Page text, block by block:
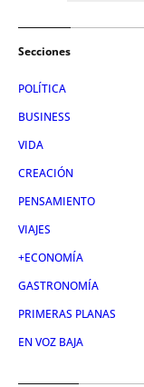
Secciones
POLÍTICA
BUSINESS
VIDA
CREACIÓN
PENSAMIENTO
VIAJES
+ECONOMÍA
GASTRONOMÍA
PRIMERAS PLANAS
EN VOZ BAJA